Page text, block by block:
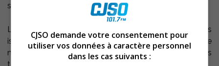
secondaire Bernard-Gariépy.
La mission de la fondation est de permettre aux enfants
issus de milieux défavorisés de faire du sport à leur juste
niveau. La fondation prône l’activité physique dans
CJSO demande votre consentement pour
utiliser vos données à caractère personnel
dans les cas suivants :